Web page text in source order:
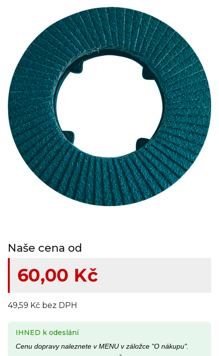
Naše cena od
60,00 Kč
49,59 Kč bez DPH
IHNED k odeslání
Cenu dopravy naleznete v MENU v záložce "O nákupu".